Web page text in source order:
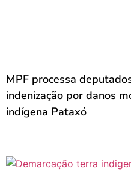
MPF processa
indenização por danos
indígena Pataxó